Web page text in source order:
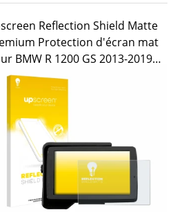
Reflection Shield Matte
Protection d'écran mat
BMW R 1200 GS 2013-2019
V 5"